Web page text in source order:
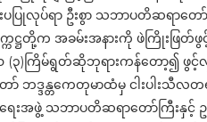
ပြုလုပ်ရာ ဦးစွာ သဘာပတိဆရာတော်
ဋ္ဌတို့က အခမ်းအနားကို ဖဲကြိုးဖြတ်
)ကြိမ်ရွတ်ဆိုဘုရားကန်တော့၍ ဖွင့်လှ
ဘဒ္ဒန္တကေတုမာထံမှ ငါးပါးသီလ
ေးအဖွဲ့ သဘာပတိဆရာတော်ကြီးနှင့်